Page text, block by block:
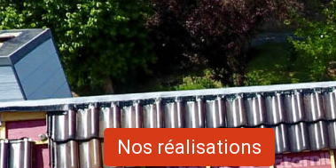
Nos réalisations